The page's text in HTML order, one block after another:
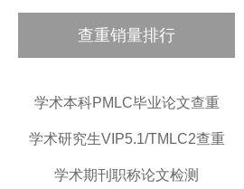
查重销量排行
学术本科PMLC毕业论文查重
学术研究生VIP5.1/TMLC2查重
学术期刊职称论文检测